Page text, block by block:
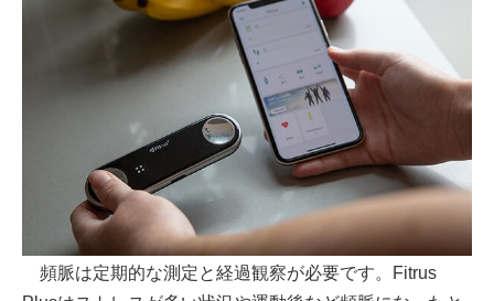
頻脈は定期的な測定と経過観察が必要です。Fitrus